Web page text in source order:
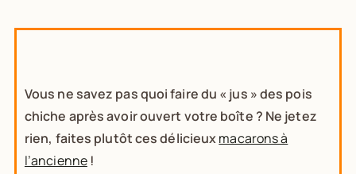
Vous ne savez pas quoi faire du « jus » des pois
chiche après avoir ouvert votre boîte ? Ne jetez
rien, faites plutôt ces délicieuxmacarons à
l’ancienne!